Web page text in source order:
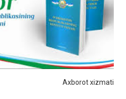
Axborot xizmati